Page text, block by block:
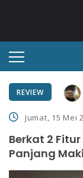
REVIEW
Jumat, 15 Mei
Berkat 2
Panjang